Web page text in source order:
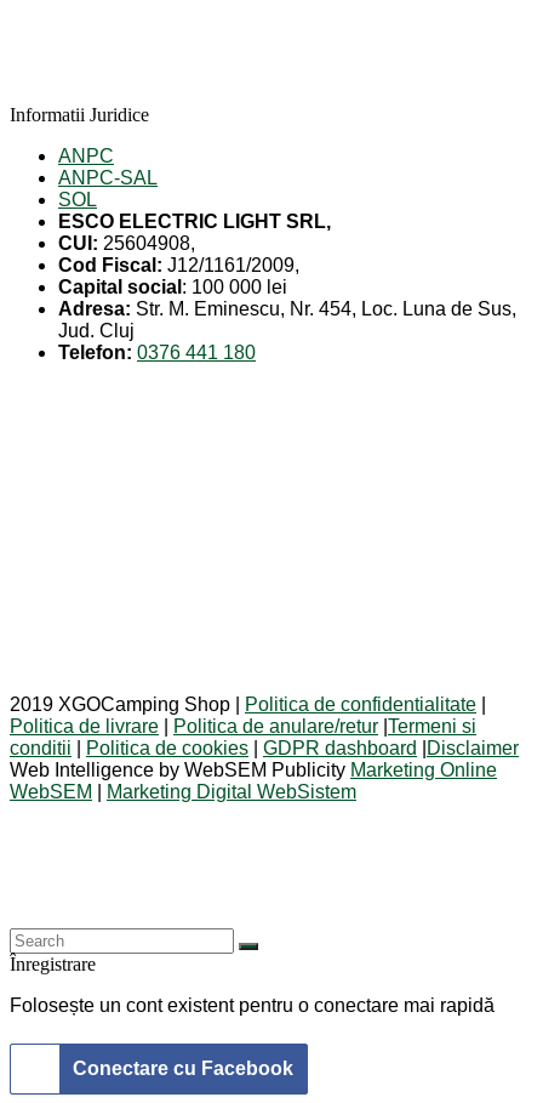
Informatii Juridice
ANPC
ANPC-SAL
SOL
ESCO ELECTRIC LIGHT SRL,
CUI: 25604908,
Cod Fiscal: J12/1161/2009,
Capital social : 100 000 lei
Adresa: Str. M. Eminescu, Nr. 454, Loc. Luna de Sus,
Jud. Cluj
Telefon: 0376 441 180
2019 XGOCamping Shop | Politica de confidentialitate
Politica de livrare
Politica de anulare/retur Termeni si
conditii
Politica de cookies GDPR dashboard
Disclaimer
Web Intelligence by WebSEM Publicity Marketing Online
WebSEM
Marketing Digital WebSistem
Înregistrare
Folosește un cont existent pentru o conectare mai rapidă
Conectare cu Facebook